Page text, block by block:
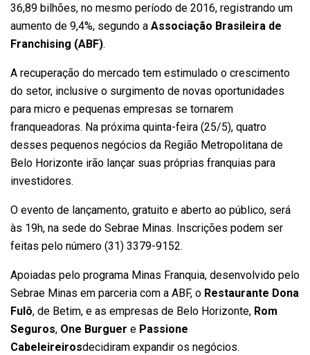
36,89 bilhões, no mesmo período de 2016, registrando um
aumento de 9,4%, segundo a Associação Brasileira de
Franchising (ABF).
A recuperação do mercado tem estimulado o crescimento
do setor, inclusive o surgimento de novas oportunidades
para micro e pequenas empresas se tornarem
franqueadoras. Na próxima quinta-feira (25/5), quatro
desses pequenos negócios da Região Metropolitana de
Belo Horizonte irão lançar suas próprias franquias para
investidores.
O evento de lançamento, gratuito e aberto ao público, será
às 19h, na sede do Sebrae Minas. Inscrições podem ser
feitas pelo número (31) 3379-9152.
Apoiadas pelo programa Minas Franquia, desenvolvido pelo
Sebrae Minas em parceria com a ABF, o Restaurante Dona
Fulô, de Betim, e as empresas de Belo Horizonte, Rom
Seguros, One Burguer e Passione
Cabeleireirosdecidiram expandir os negócios.